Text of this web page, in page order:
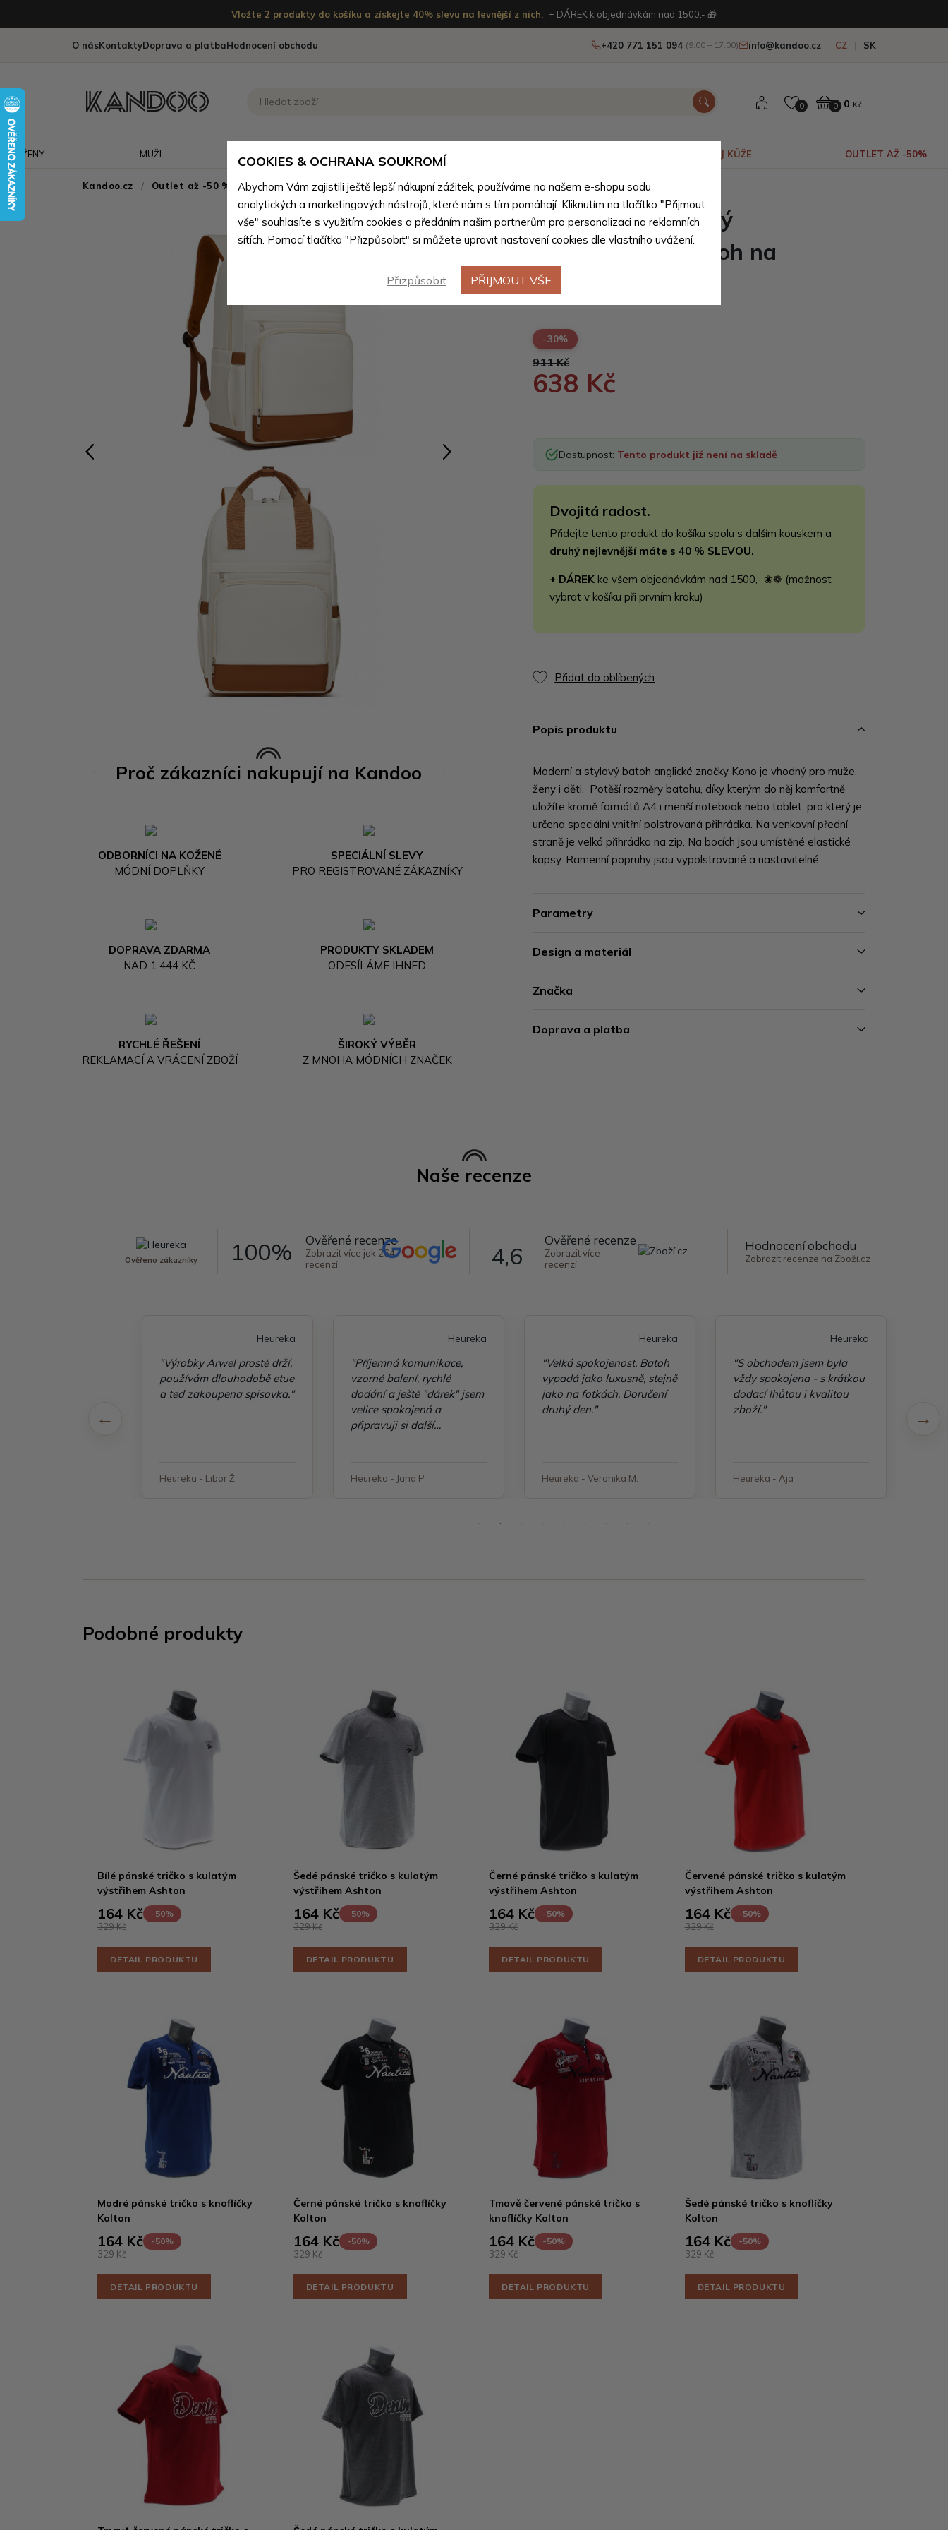
Vložte 2 produkty do košíku a získejte 40% slevu na levnější z nich. + DÁREK k objednávkám nad 1500,- 🎁
O násKontaktyDoprava a platbaHodnocení obchodu +420 771 151 094 (9:00 – 17:00) info@kandoo.cz CZ SK
0 0 0 Kč
ŽENY MUŽI VÝPRODEJ KŮŽE OUTLET AŽ -50%
Kandoo.cz Outlet až -50 % - doprodej nekoženého zboží
Proč zákazníci nakupují na Kandoo
ODBORNÍCI NA KOŽENÉ
MÓDNÍ DOPLŇKY
SPECIÁLNÍ SLEVY
PRO REGISTROVANÉ ZÁKAZNÍKY
DOPRAVA ZDARMA
NAD 1 444 KČ
PRODUKTY SKLADEM
ODESÍLÁME IHNED
RYCHLÉ ŘEŠENÍ
REKLAMACÍ A VRÁCENÍ ZBOŽÍ
ŠIROKÝ VÝBĚR
Z MNOHA MÓDNÍCH ZNAČEK
Smetanový stylový
nepromokavý batoh na
notebook Lioré
-30%
911 Kč
638 Kč
Dostupnost: Tento produkt již není na skladě
Dvojitá radost.
Přidejte tento produkt do košíku spolu s dalším kouskem a
druhý nejlevnější máte s 40 % SLEVOU.
+ DÁREK ke všem objednávkám nad 1500,- ❀❁ (možnost
vybrat v košíku při prvním kroku)
Přidat do oblíbených
Popis produktu
Moderní a stylový batoh anglické značky Kono je vhodný pro muže,
ženy i děti. Potěší rozměry batohu, díky kterým do něj komfortně
uložíte kromě formátů A4 i menší notebook nebo tablet, pro který je
určena speciální vnitřní polstrovaná přihrádka. Na venkovní přední
straně je velká přihrádka na zip. Na bocích jsou umístěné elastické
kapsy. Ramenní popruhy jsou vypolstrované a nastavitelné.
Parametry
Design a materiál
Značka
Doprava a platba
Naše recenze
Ověřeno zákazníky 100% Ověřené recenze
Zobrazit více jak 264
recenzí
4,6
Ověřené recenze
Zobrazit více
recenzí
Hodnocení obchodu
Zobrazit recenze na Zboží.cz
Heureka
"Výrobky Arwel prostě drží,
používám dlouhodobě etue
a teď zakoupena spisovka."
Heureka - Libor Ž.
Heureka
"Příjemná komunikace,
vzorné balení, rychlé
dodání a ještě "dárek" jsem
velice spokojená a
připravuji si další
Heureka - Jana P.
Heureka
"Velká spokojenost. Batoh
vypadá jako luxusně, stejně
jako na fotkách. Doručení
druhý den."
Heureka - Veronika M.
Heureka
"S obchodem jsem byla
vždy spokojena - s krátkou
dodací lhůtou i kvalitou
zboží."
Heureka - Aja
Podobné produkty
Bílé pánské tričko s kulatým
výstřihem Ashton
164 Kč -50%
329 Kč
DETAIL PRODUKTU
Šedé pánské tričko s kulatým
výstřihem Ashton
164 Kč -50%
329 Kč
DETAIL PRODUKTU
Černé pánské tričko s kulatým
výstřihem Ashton
164 Kč -50%
329 Kč
DETAIL PRODUKTU
Červené pánské tričko s kulatým
výstřihem Ashton
164 Kč -50%
329 Kč
DETAIL PRODUKTU
Modré pánské tričko s knoflíčky
Kolton
164 Kč -50%
329 Kč
DETAIL PRODUKTU
Černé pánské tričko s knoflíčky
Kolton
164 Kč -50%
329 Kč
DETAIL PRODUKTU
Tmavě červené pánské tričko s
knoflíčky Kolton
164 Kč -50%
329 Kč
DETAIL PRODUKTU
Šedé pánské tričko s knoflíčky
Kolton
164 Kč -50%
329 Kč
DETAIL PRODUKTU
COOKIES & OCHRANA SOUKROMÍ
Abychom Vám zajistili ještě lepší nákupní zážitek, používáme na našem e-shopu sadu
analytických a marketingových nástrojů, které nám s tím pomáhají. Kliknutím na tlačítko "Přijmout
vše" souhlasíte s využitím cookies a předáním našim partnerům pro personalizaci na reklamních
sítích. Pomocí tlačítka "Přizpůsobit" si můžete upravit nastavení cookies dle vlastního uvážení.
Přizpůsobit PŘIJMOUT VŠE